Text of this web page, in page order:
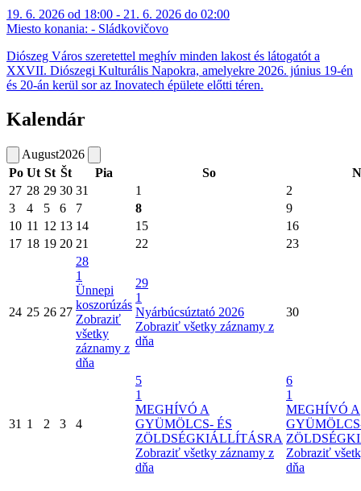
19. 6. 2026 od 18:00 - 21. 6. 2026 do 02:00
Miesto konania: - Sládkovičovo
Diószeg Város szeretettel meghív minden lakost és látogatót a
XXVII. Diószegi Kulturális Napokra, amelyekre 2026. június 19-én
és 20-án kerül sor az Inovatech épülete előtti téren.
Kalendár
August2026
Po Ut St Št Pia So
27 28 29 30 31 1
2
3
4 5 6 7 8
9
10 11 12 13 14 15
16
17 18 19 20 21 22 23
24 25 26 27
28
1
Ünnepi
koszorúzás
Zobraziť
všetky
záznamy z
dňa
29
1
Nyárbúcsúztató 2026
Zobraziť všetky záznamy z
dňa
30
31 1 2 3 4
5
1
MEGHÍVÓ A
GYÜMÖLCS- ÉS
ZÖLDSÉGKIÁLLÍTÁSRA
Zobraziť všetky záznamy z
dňa
6
1
MEGHÍVÓ A
Zobraziť
dňa